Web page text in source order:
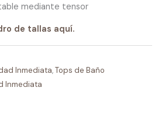
mediante tensor
de tallas aquí.
Inmediata,Tops de Baño
Inmediata